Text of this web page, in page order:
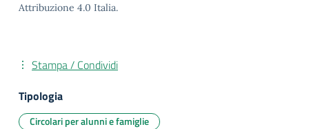
Attribuzione 4.0 Italia.
Stampa / Condividi
Tipologia
Circolari per alunni e famiglie